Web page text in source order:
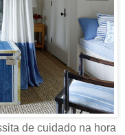
de cuidado na hora